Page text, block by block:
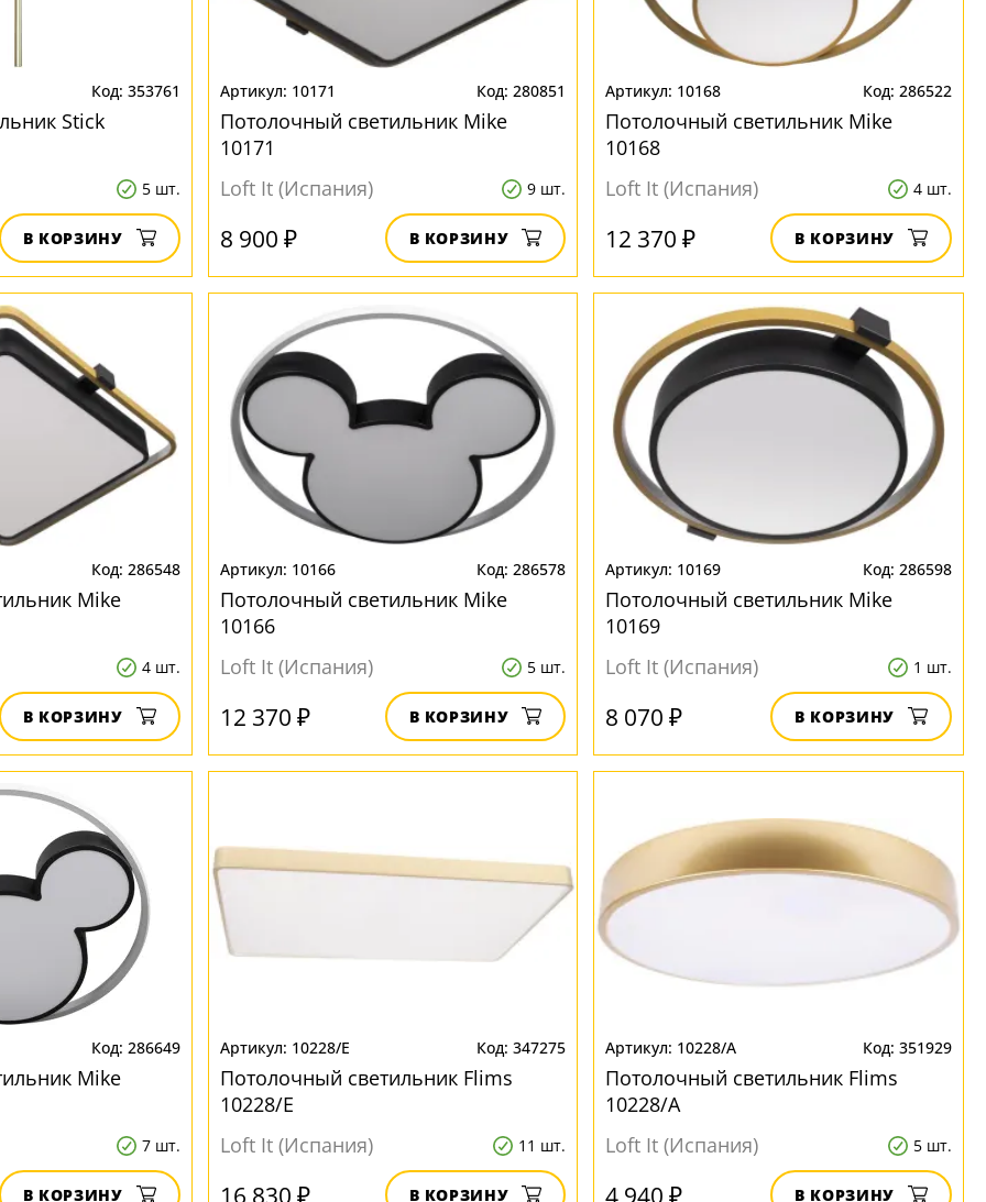
353761
Stick
5 шт.
В КОРЗИНУ
10171 280851
Потолочный светильник Mike
10171
Loft It (Испания)
9 шт.
8 900 ₽ В КОРЗИНУ
10168 286522
Потолочный светильник Mike
10168
Loft It (Испания)
4 шт.
12 370 ₽ В КОРЗИНУ
286548
Mike
4 шт.
В КОРЗИНУ
10166 286578
Потолочный светильник Mike
10166
Loft It (Испания)
5 шт.
12 370 ₽ В КОРЗИНУ
10169 286598
Потолочный светильник Mike
10169
Loft It (Испания)
1 шт.
8 070 ₽ В КОРЗИНУ
286649
Mike
7 шт.
В КОРЗИНУ
10228/E 347275
Потолочный светильник Flims
10228/E
Loft It (Испания)
11 шт.
16 830 ₽ В КОРЗИНУ
10228/A 351929
Потолочный светильник Flims
10228/A
Loft It (Испания)
5 шт.
4 940 ₽ В КОРЗИНУ